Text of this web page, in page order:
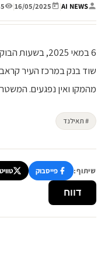
AI NEWS
|
16/05/2025
|
6 במאי 2025,
שוד בנק במרכז העיר
מהמקו ואין נפגעים.
# תאילנד
שיתוף: פייסבוק
דווח